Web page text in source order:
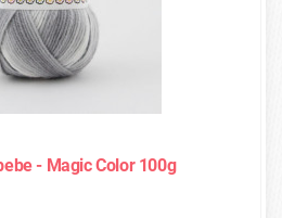
- Magic Color 100g